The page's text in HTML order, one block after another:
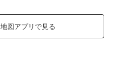
地図アプリで見る